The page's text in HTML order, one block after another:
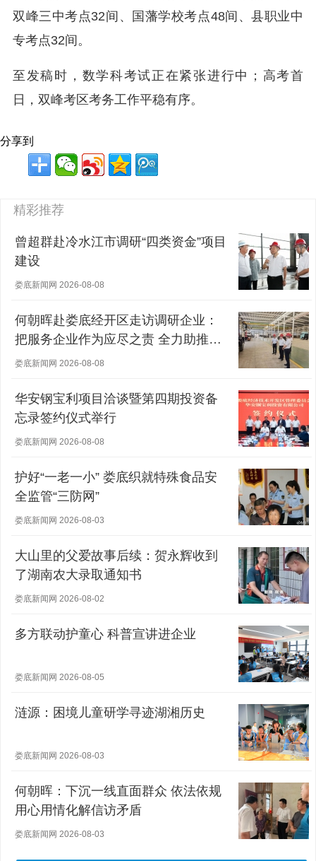
双峰三中考点32间、国藩学校考点48间、县职业中
专考点32间。
至发稿时，数学科考试正在紧张进行中；高考首
日，双峰考区考务工作平稳有序。
分享到
精彩推荐
曾超群赴冷水江市调研“四类资金”项目
建设
娄底新闻网 2026-08-08
何朝晖赴娄底经开区走访调研企业：
把服务企业作为应尽之责 全力助推经
营主体稳健发展
娄底新闻网 2026-08-08
华安钢宝利项目洽谈暨第四期投资备
忘录签约仪式举行
娄底新闻网 2026-08-08
护好“一老一小” 娄底织就特殊食品安
全监管“三防网”
娄底新闻网 2026-08-03
大山里的父爱故事后续：贺永辉收到
了湖南农大录取通知书
娄底新闻网 2026-08-02
多方联动护童心 科普宣讲进企业
娄底新闻网 2026-08-05
涟源：困境儿童研学寻迹湖湘历史
娄底新闻网 2026-08-03
何朝晖：下沉一线直面群众 依法依规
用心用情化解信访矛盾
娄底新闻网 2026-08-03